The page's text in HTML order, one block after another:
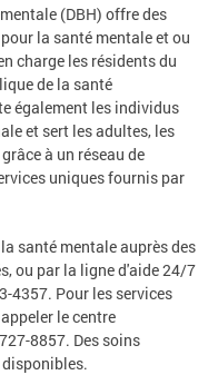
(DBH) offre des
la santé mentale et ou
charge les résidents du
de la santé
également les individus
et sert les adultes, les
à un réseau de
uniques fournis par
santé mentale auprès des
ou par la ligne d'aide 24/7
4357. Pour les services
le centre
8857. Des soins